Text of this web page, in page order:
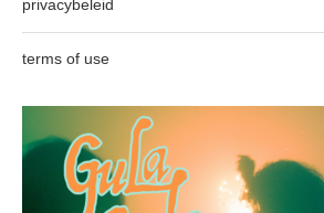
privacybeleid
terms of use